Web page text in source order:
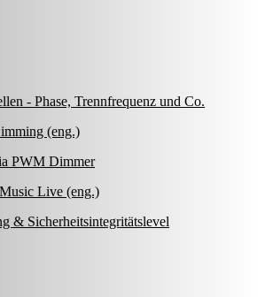
- Phase, Trennfrequenz und Co.
(eng.)
PWM Dimmer
Live (eng.)
& Sicherheitsintegritätslevel